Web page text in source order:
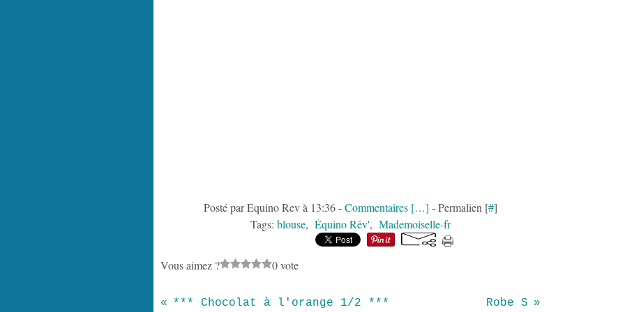
Posté par Equino Rev à 13:36 -Commentaires […] - Permalien [#]
Tags: blouse, Équino Rêv', Mademoiselle-fr
Vous aimez ? 0 vote
*** Chocolat à l'orange 1/2 *** Robe S